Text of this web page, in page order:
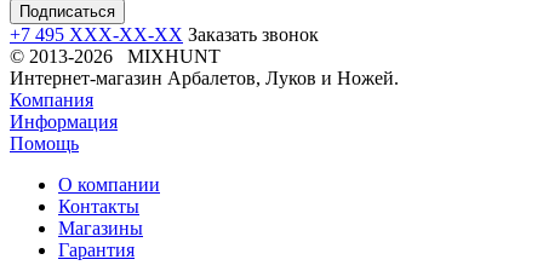
+7 495 XXX-XX-XX Заказать звонок
© 2013-2026 MIXHUNT
Интернет-магазин Арбалетов, Луков и Ножей.
Компания
Информация
Помощь
О компании
Контакты
Магазины
Гарантия